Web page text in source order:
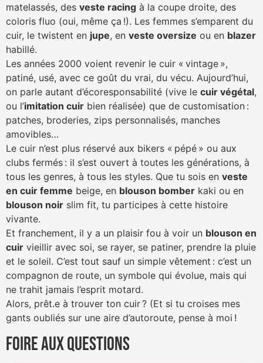
matelassés, des veste racing à la coupe droite, des
coloris fluo (oui, même ça !). Les femmes s’emparent du
cuir, le twistent en jupe, en veste oversize ou en blazer
habillé.
Les années 2000 voient revenir le cuir « vintage »,
patiné, usé, avec ce goût du vrai, du vécu. Aujourd’hui,
on parle autant d’écoresponsabilité (vive le cuir végétal,
ou l’imitation cuir bien réalisée) que de customisation :
patches, broderies, zips personnalisés, manches
amovibles…
Le cuir n’est plus réservé aux bikers « pépé » ou aux
clubs fermés : il s’est ouvert à toutes les générations, à
tous les genres, à tous les styles. Que tu sois en veste
en cuir femme beige, en blouson bomber kaki ou en
blouson noir slim fit, tu participes à cette histoire
vivante.
Et franchement, il y a un plaisir fou à voir un blouson en
cuir vieillir avec soi, se rayer, se patiner, prendre la pluie
et le soleil. C’est tout sauf un simple vêtement : c’est un
compagnon de route, un symbole qui évolue, mais qui
ne trahit jamais l’esprit motard.
Alors, prêt.e à trouver ton cuir ? (Et si tu croises mes
gants oubliés sur une aire d’autoroute, pense à moi !
Foire aux questions